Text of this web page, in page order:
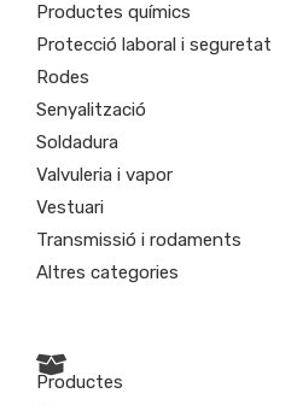
Productes químics
Protecció laboral i seguretat
Rodes
Senyalització
Soldadura
Valvuleria i vapor
Vestuari
Transmissió i rodaments
Altres categories
Productes